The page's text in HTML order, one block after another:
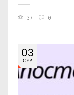
37 0
03
СЕР